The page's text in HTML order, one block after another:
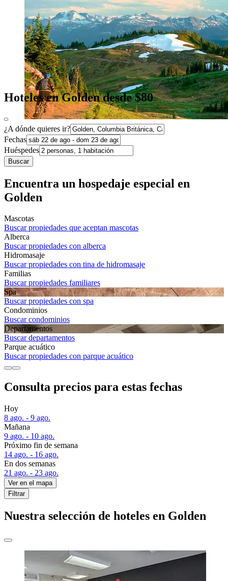
Hoteles en Golden desde $80
¿A dónde quieres ir?
Fechas
Huéspedes
Buscar
Encuentra un hospedaje especial en
Golden
Mascotas
Buscar propiedades que aceptan mascotas
Alberca
Buscar propiedades con alberca
Hidromasaje
Buscar propiedades con tina de hidromasaje
Familias
Buscar propiedades familiares
Spa
Buscar propiedades con spa
Condominios
Buscar condominios
Departa­mentos
Buscar departamentos
Parque acuático
Buscar propiedades con parque acuático
Consulta precios para estas fechas
Hoy
8 ago. - 9 ago.
Mañana
9 ago. - 10 ago.
Próximo fin de semana
14 ago. - 16 ago.
En dos semanas
21 ago. - 23 ago.
Ver en el mapa
Filtrar
Nuestra selección de hoteles en Golden